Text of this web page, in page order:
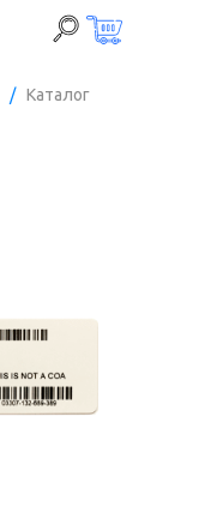
/ Каталог